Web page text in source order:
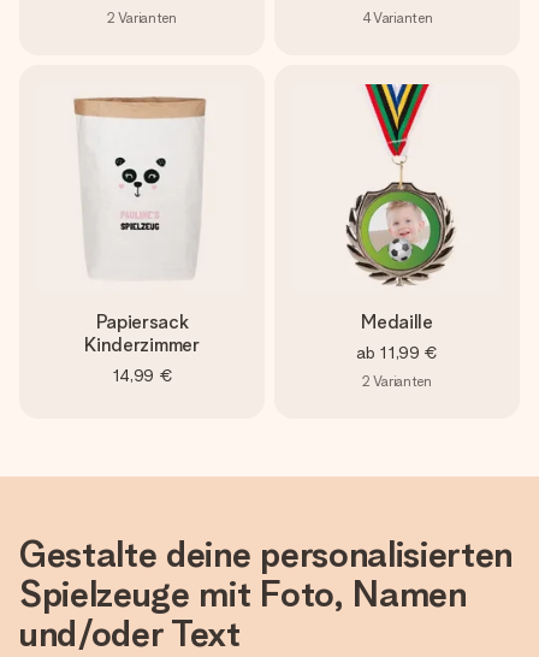
2 Varianten 4Varianten
Papiersack
Kinderzimmer
14,99 €
Medaille
ab 11,99 €
2 Varianten
Gestalte deine personalisierten
Spielzeuge mit Foto, Namen
und/oder Text